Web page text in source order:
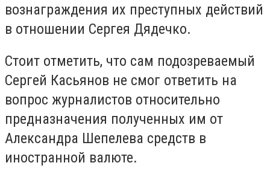
вознаграждения их преступных действий
в отношении Сергея Дядечко.
Стоит отметить, что сам подозреваемый
Сергей Касьянов не смог ответить на
вопрос журналистов относительно
предназначения полученных им от
Александра Шепелева средств в
иностранной валюте.